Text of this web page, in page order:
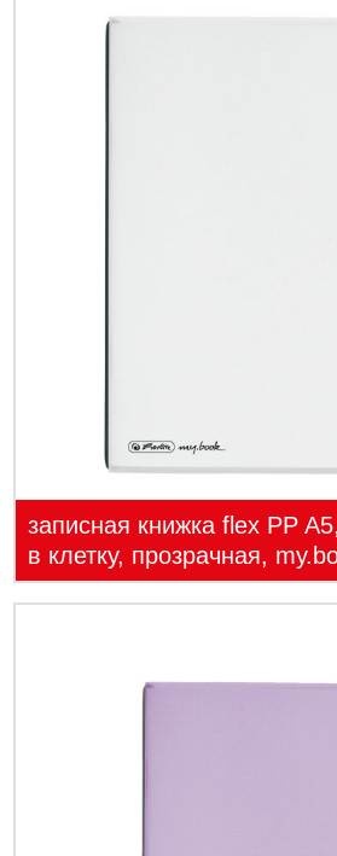
записная книжка flex PP
в клетку, прозрачная,